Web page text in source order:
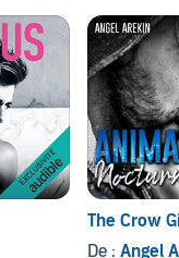
The Crow
De : Angel